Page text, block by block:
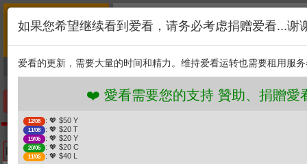
新闻
综艺 剧集
捐贈幫助
❤️ 愛看需要您的支持 贊助
: 💖 $50 Y
11/08
19/06 : 💖 $20 Y
2. 点击捐赠
Latest updates
如果您希望继续看到爱看，请务必考虑捐赠爱看...谢
爱看的更新，需要大量的时间和精力。维持爱看运转也需要租用服
❤️ 愛看需要您的支持 贊助、捐贈愛看 分
12/08 : 💖 $50 Y
11/08 : 💖 $20 T
19/06 : 💖 $20 Y
20/05 : 💖 $20 C
11/05 : 💖 $40 L